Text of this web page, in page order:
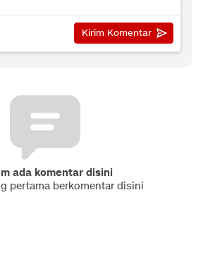
ada komentar disini
pertama berkomentar disini